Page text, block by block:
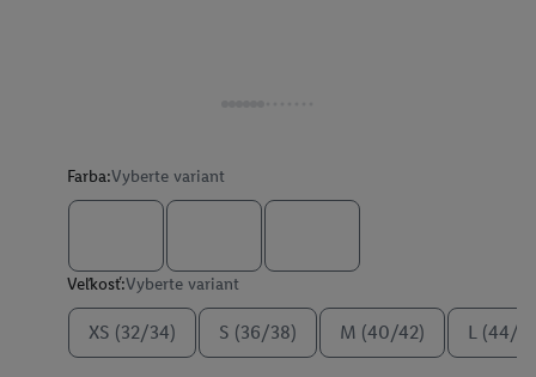
Farba:Vyberte variant
Veľkosť:Vyberte variant
XS (32/34) S (36/38) M (40/42) L (44/